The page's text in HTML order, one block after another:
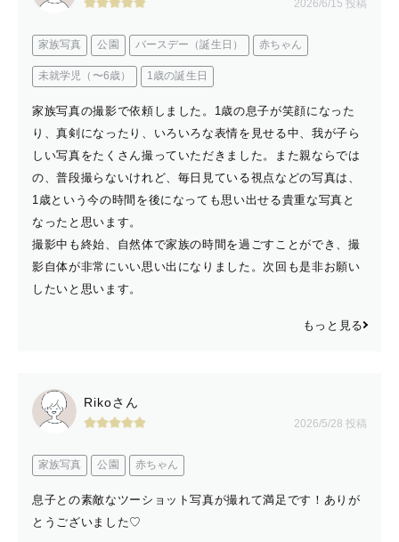
2026/6/15 投稿
家族写真 公園 バースデー（誕生日） 赤ちゃん
未就学児（〜6歳） 1歳の誕生日
家族写真の撮影で依頼しました。1歳の息子が笑顔になった
り、真剣になったり、いろいろな表情を見せる中、我が子ら
しい写真をたくさん撮っていただきました。また親ならでは
の、普段撮らないけれど、毎日見ている視点などの写真は、
1歳という今の時間を後になっても思い出せる貴重な写真と
なったと思います。
撮影中も終始、自然体で家族の時間を過ごすことができ、撮
影自体が非常にいい思い出になりました。次回も是非お願い
したいと思います。
もっと見る
Rikoさん
2026/5/28 投稿
家族写真 公園 赤ちゃん
息子との素敵なツーショット写真が撮れて満足です！ありが
とうございました♡